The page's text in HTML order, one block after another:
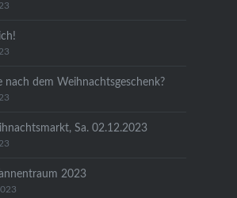
nach dem Weihnachtsgeschenk?
Sa. 02.12.2023
2023